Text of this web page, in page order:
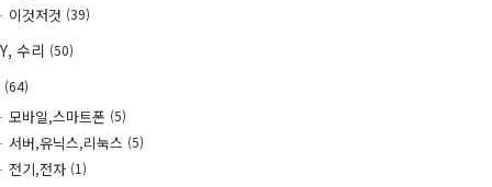
이것저것 (39)
수리 (50)
(64)
모바일,스마트폰 (5)
서버,유닉스,리눅스 (5)
전기,전자 (1)